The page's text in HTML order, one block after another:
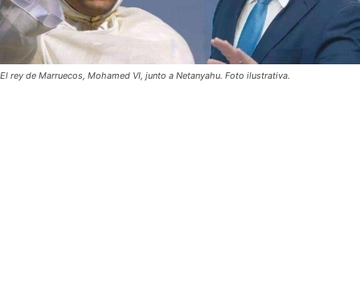
El rey de Marruecos, Mohamed VI, junto a Netanyahu. Foto ilustrativa.